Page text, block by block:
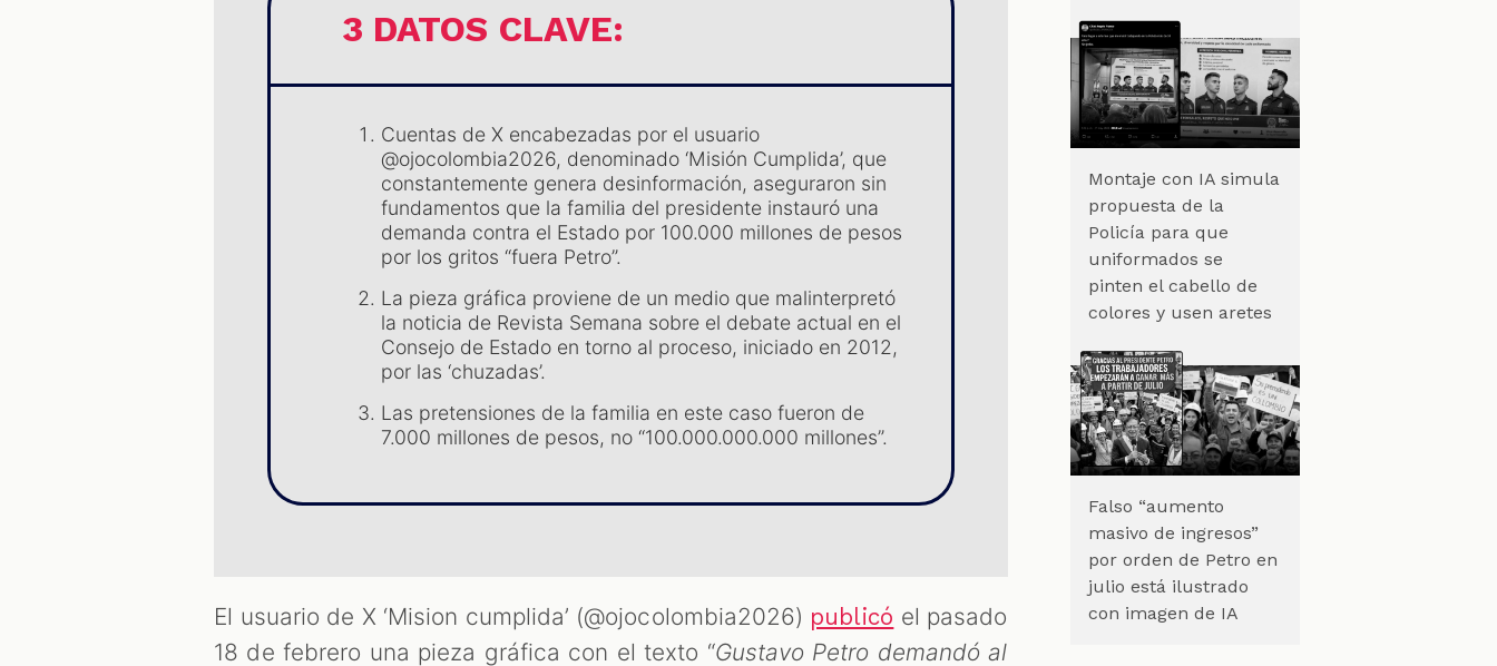
3 DATOS CLAVE:
Cuentas de X encabezadas por el usuario
@ojocolombia2026, denominado ‘Misión Cumplida’, que
constantemente genera desinformación, aseguraron sin
fundamentos que la familia del presidente instauró una
demanda contra el Estado por 100.000 millones de pesos
por los gritos “fuera Petro”.
La pieza gráfica proviene de un medio que malinterpretó
la noticia de Revista Semana sobre el debate actual en el
Consejo de Estado en torno al proceso, iniciado en 2012,
por las ‘chuzadas’.
Las pretensiones de la familia en este caso fueron de
7.000 millones de pesos, no “100.000.000.000 millones”.
El usuario de X ‘Mision cumplida’ (@ojocolombia2026) publicó el pasado
18 de febrero una pieza gráfica con el texto “Gustavo Petro demandó al
Montaje con IA simula
propuesta de la
Policía para que
uniformados se
pinten el cabello de
colores y usen aretes
Falso “aumento
masivo de ingresos”
por orden de Petro en
julio está ilustrado
con imagen de IA